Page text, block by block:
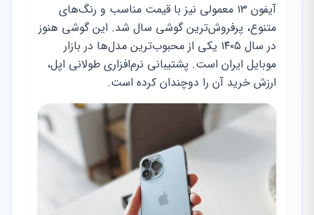
آیفون ۱۳ معمولی نیز با قیمت مناسب و رنگ‌های
متنوع، پرفروش‌ترین گوشی سال شد. این گوشی هنوز
در سال ۱۴۰۵ یکی از محبوب‌ترین مدل‌ها در بازار
موبایل ایران است. پشتیبانی نرم‌افزاری طولانی اپل،
ارزش خرید آن را دوچندان کرده است.